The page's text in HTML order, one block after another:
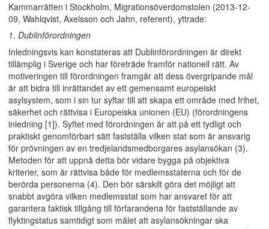
Kammarrätten i Stockholm, Migrationsöverdomstolen (2013-12-
09, Wahlqvist, Axelsson och Jahn, referent), yttrade:
1. Dublinförordningen
Inledningsvis kan konstateras att Dublinförordningen är direkt
tillämplig i Sverige och har företräde framför nationell rätt. Av
motiveringen till förordningen framgår att dess övergripande mål
är att bidra till inrättandet av ett gemensamt europeiskt
asylsystem, som i sin tur syftar till att skapa ett område med frihet,
säkerhet och rättvisa i Europeiska unionen (EU) (förordningens
inledning [1]). Syftet med förordningen är att på ett tydligt och
praktiskt genomförbart sätt fastställa vilken stat som är ansvarig
för prövningen av en tredjelandsmedborgares asylansökan (3).
Metoden för att uppnå detta bör vidare bygga på objektiva
kriterier, som är rättvisa både för medlemsstaterna och för de
berörda personerna (4). Den bör särskilt göra det möjligt att
snabbt avgöra vilken medlemsstat som har ansvaret för att
garantera faktisk tillgång till förfarandena för fastställande av
flyktingstatus samtidigt som målet att asylansökningar ska